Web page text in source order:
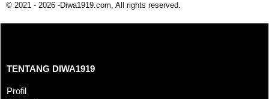
© 2021 - 2026 -Diwa1919.com, All rights reserved.
TENTANG DIWA1919
Profil